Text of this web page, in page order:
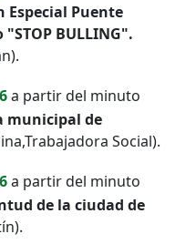
Especial Puente
BULLING".
a partir del minuto
municipal de
Social).
a partir del minuto
de la ciudad de